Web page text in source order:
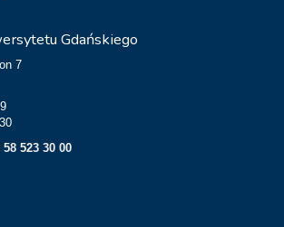
Gdańskiego
7
58 523 30 00